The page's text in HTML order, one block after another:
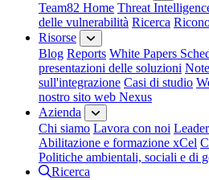
Team82 Home Threat
delle vulnerabilità Ricerca
Risorse
Blog Reports White Papers
presentazioni delle soluzioni
sull'integrazione Casi di studio
nostro sito web Nexus
Azienda
Chi siamo Lavora con noi
Abilitazione e formazione xCel
Politiche ambientali, sociali e di
Ricerca